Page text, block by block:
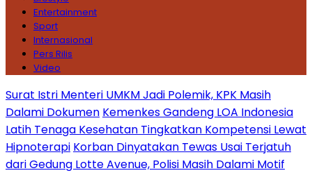
Entertainment
Sport
Internasional
Pers Rilis
Video
Surat Istri Menteri UMKM Jadi Polemik, KPK Masih
Dalami Dokumen Kemenkes Gandeng LOA Indonesia
Latih Tenaga Kesehatan Tingkatkan Kompetensi Lewat
Hipnoterapi Korban Dinyatakan Tewas Usai Terjatuh
dari Gedung Lotte Avenue, Polisi Masih Dalami Motif